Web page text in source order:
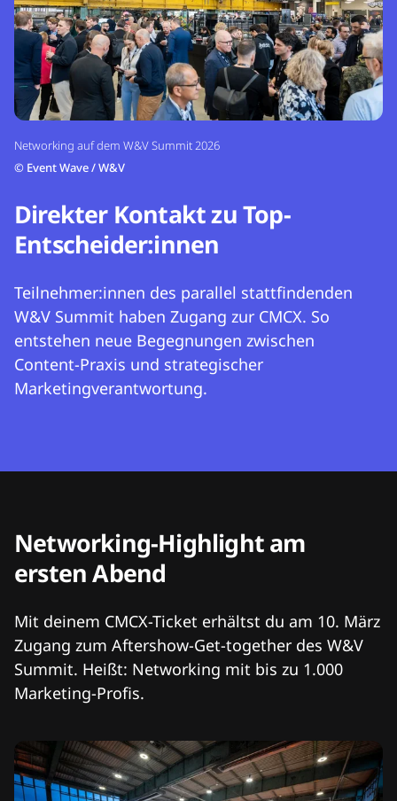
Networking auf dem W&V Summit 2026
© Event Wave / W&V
Direkter Kontakt zu Top-
Entscheider:innen
Teilnehmer:innen des parallel stattfindenden
W&V Summit haben Zugang zur CMCX. So
entstehen neue Begegnungen zwischen
Content-Praxis und strategischer
Marketingverantwortung.
Networking-Highlight am
ersten Abend
Mit deinem CMCX-Ticket erhältst du am 10. März
Zugang zum Aftershow-Get-together des W&V
Summit. Heißt: Networking mit bis zu 1.000
Marketing-Profis.